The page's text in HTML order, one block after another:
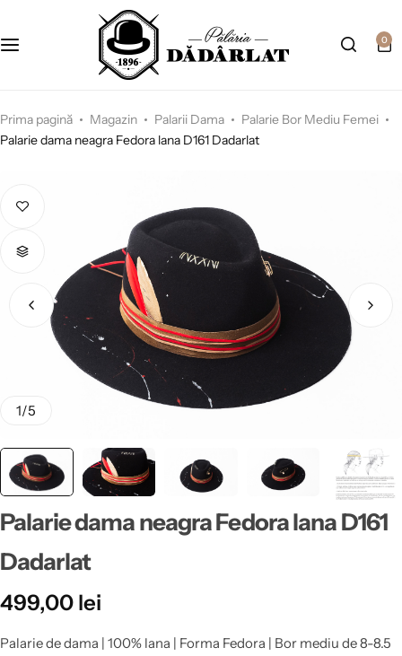
0
Prima pagină Magazin Palarii Dama
Palarie Bor Mediu Femei
Palarie dama neagra Fedora lana D161 Dadarlat
1/5
Palarie dama neagra Fedora lana D161
Dadarlat
499,00 lei
Palarie de dama | 100% lana | Forma Fedora | Bor mediu de 8-8.5